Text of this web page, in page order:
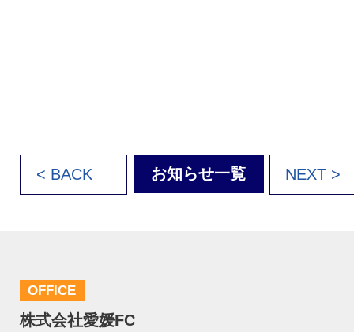
< BACK お知らせ一覧 NEXT >
OFFICE
株式会社愛媛FC